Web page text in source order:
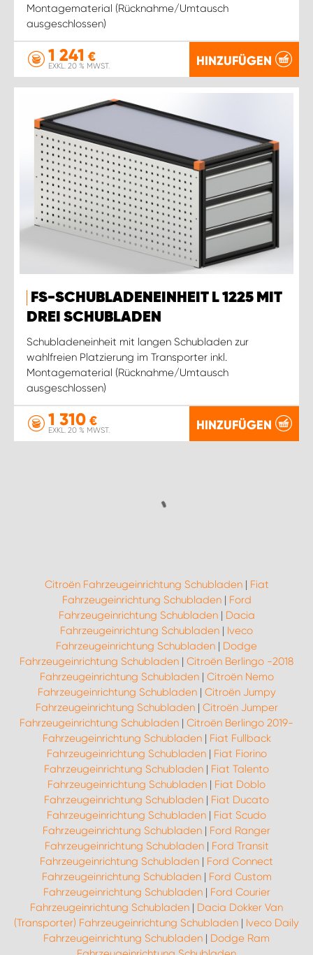
Montagematerial (Rücknahme/Umtausch
ausgeschlossen)
1 241 €
EXKL. 20 % MWST. HINZUFÜGEN
FS-SCHUBLADENEINHEIT L 1225 MIT
DREI SCHUBLADEN
Schubladeneinheit mit langen Schubladen zur
wahlfreien Platzierung im Transporter inkl.
Montagematerial (Rücknahme/Umtausch
ausgeschlossen)
1 310 €
EXKL. 20 % MWST. HINZUFÜGEN
Citroën Fahrzeugeinrichtung Schubladen| Fiat
Fahrzeugeinrichtung Schubladen| Ford
Fahrzeugeinrichtung Schubladen| Dacia
Fahrzeugeinrichtung Schubladen | Iveco
Fahrzeugeinrichtung Schubladen | Dodge
Fahrzeugeinrichtung Schubladen | Citroën Berlingo -2018
Fahrzeugeinrichtung Schubladen| Citroën Nemo
Fahrzeugeinrichtung Schubladen| Citroën Jumpy
Fahrzeugeinrichtung Schubladen| Citroën Jumper
Fahrzeugeinrichtung Schubladen | Citroën Berlingo 2019-
Fahrzeugeinrichtung Schubladen| Fiat Fullback
Fahrzeugeinrichtung Schubladen| Fiat Fiorino
Fahrzeugeinrichtung Schubladen | Fiat Talento
Fahrzeugeinrichtung Schubladen | Fiat Doblo
Fahrzeugeinrichtung Schubladen | Fiat Ducato
Fahrzeugeinrichtung Schubladen | Fiat Scudo
Fahrzeugeinrichtung Schubladen | Ford Ranger
Fahrzeugeinrichtung Schubladen| Ford Transit
Fahrzeugeinrichtung Schubladen | Ford Connect
Fahrzeugeinrichtung Schubladen| Ford Custom
Fahrzeugeinrichtung Schubladen| Ford Courier
Fahrzeugeinrichtung Schubladen | Dacia Dokker Van
(Transporter) Fahrzeugeinrichtung Schubladen | Iveco Daily
Fahrzeugeinrichtung Schubladen | Dodge Ram